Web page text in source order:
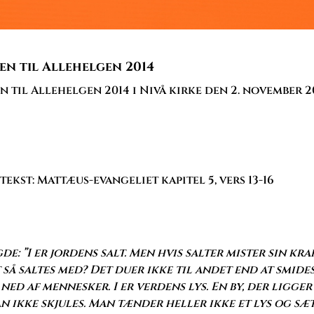
til Allehelgen 2014
til Allehelgen 2014 i Nivå kirke den 2. november
Mattæus-evangeliet kapitel 5, vers 13-16
”I er jordens salt. Men hvis salter mister sin
saltes med? Det duer ikke til andet end at
af mennesker. I er verdens lys. En by, der ligger
ikke skjules. Man tænder heller ikke et lys og